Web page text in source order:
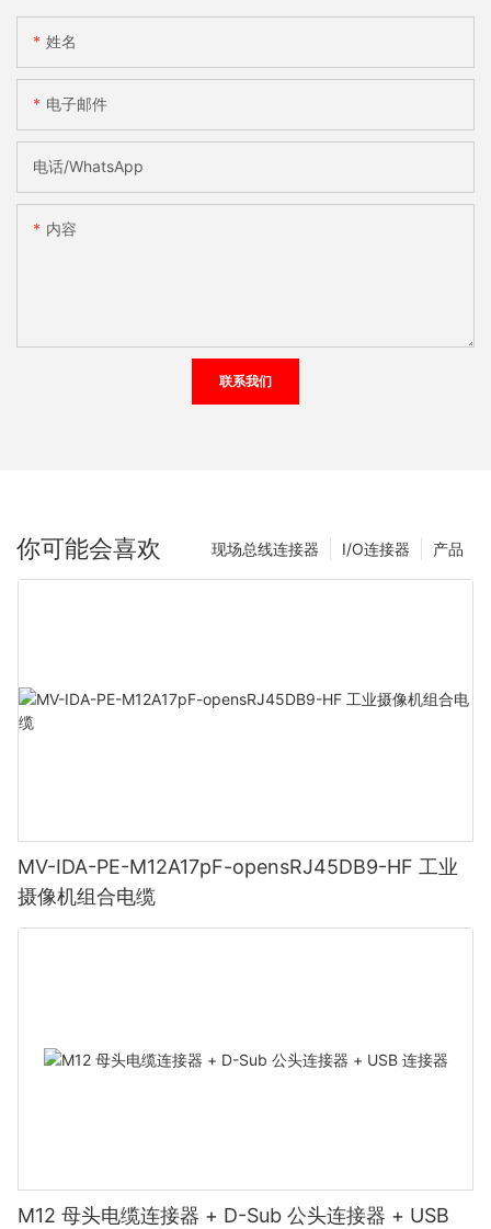
姓名
电子邮件
电话/WhatsApp
内容
联系我们
你可能会喜欢 产品
I/O连接器
现场总线连接器
MV-IDA-PE-M12A17pF-opensRJ45DB9-HF 工业
摄像机组合电缆
M12 母头电缆连接器 + D-Sub 公头连接器 + USB